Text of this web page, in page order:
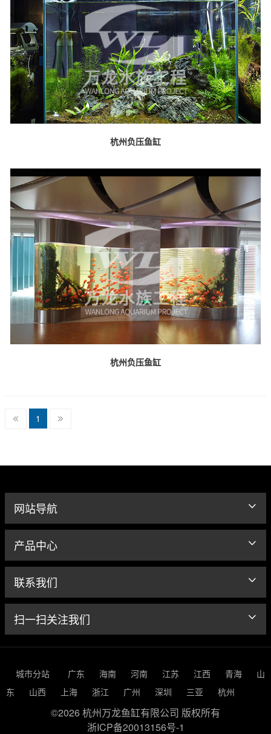
杭州负压鱼缸
杭州负压鱼缸
1
网站导航
产品中心
联系我们
扫一扫关注我们
城市分站 广东 海南 河南 江苏 江西 青海
山
东
山西 上海 浙江 广州 深圳 三亚 杭州
©2026 杭州万龙鱼缸有限公司 版权所有
浙ICP备20013156号-1